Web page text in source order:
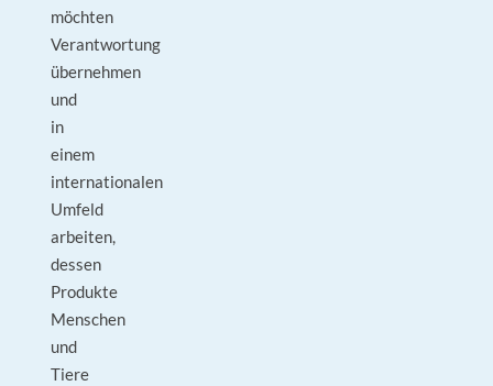
möchten
Verantwortung
übernehmen
und
in
einem
internationalen
Umfeld
arbeiten,
dessen
Produkte
Menschen
und
Tiere